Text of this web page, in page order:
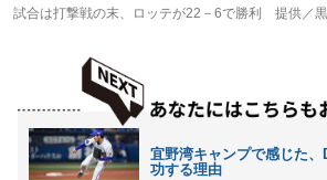
試合は打撃戦の末、ロッテが22－6で勝利 提供／
宜野湾キャンプで感じた
功する理由